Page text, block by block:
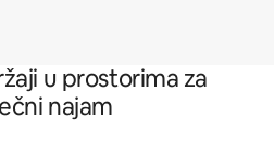
u prostorima za
najam